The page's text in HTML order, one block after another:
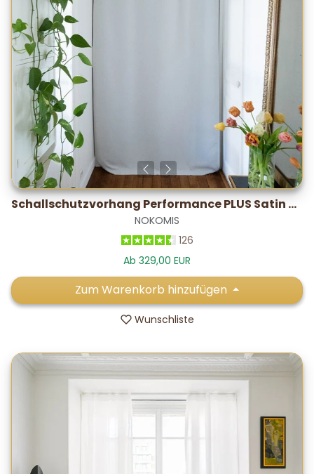
Schallschutzvorhang Performance PLUS Satin – im Labor getestet: -28,2 dB*
NOKOMIS
126
Ab 329,00 EUR
Zum Warenkorb hinzufügen
Wunschliste